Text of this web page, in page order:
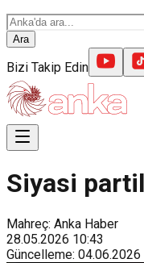
Ara
Bizi Takip Edin
Siyasi
Mahreç: Anka Haber
28.05.2026 10:43
Güncelleme: 04.06.2026